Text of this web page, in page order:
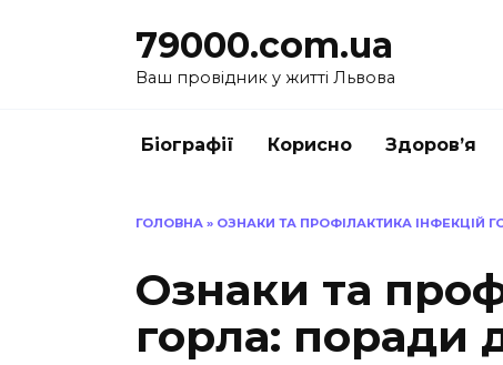
79000.com.ua
Ваш провідник у житті Львова
Біографії Корисно Здоров’я
ГОЛОВНА » ОЗНАКИ ТА ПРОФІЛАКТИКА ІНФЕКЦІЙ
Ознаки та
горла: поради